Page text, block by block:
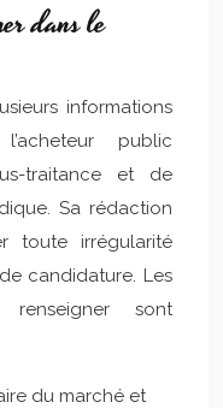
dans le
informations
public
traitance et de
Sa rédaction
toute irrégularité
candidature. Les
renseigner sont
du marché et